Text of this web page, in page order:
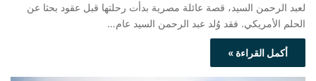
لعبد الرحمن السيد، قصة عائلة مصرية بدأت رحلتها قبل عقود بحثا عن
الحلم الأمريكي. فقد وُلد عبد الرحمن السيد عام…
أكمل القراءة »